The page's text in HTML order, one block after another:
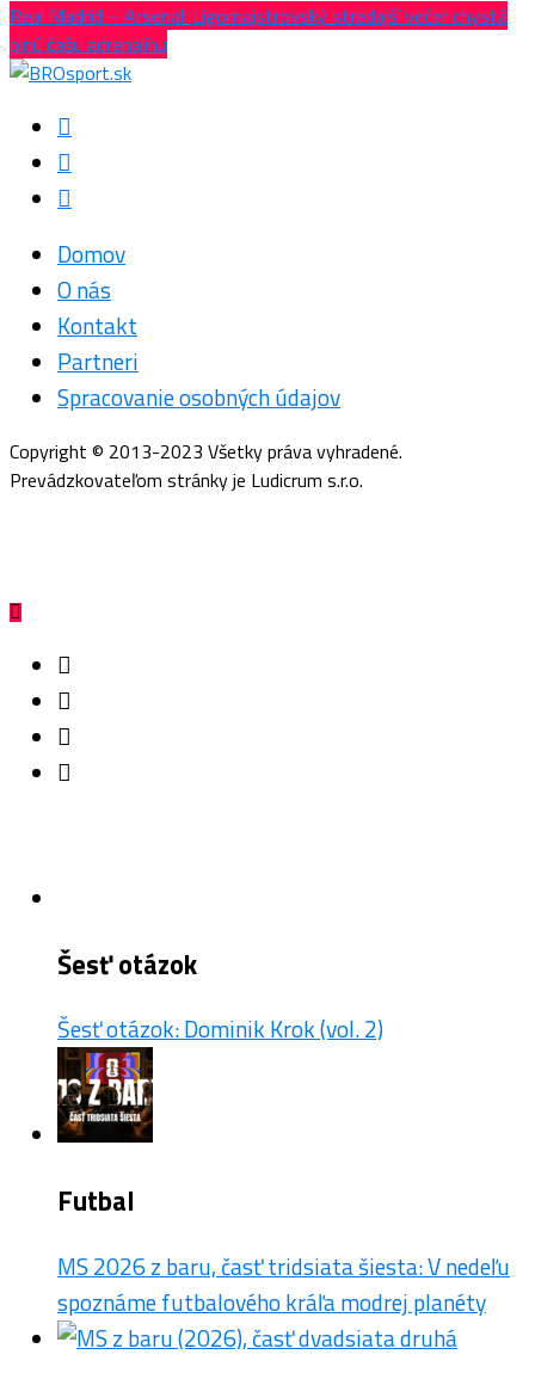
Real Madrid – Arsenal: Ligomajstrovský stredajší večer chystá
plnú čašu adrenalínu
Domov
O nás
Kontakt
Partneri
Spracovanie osobných údajov
Copyright © 2013-2023 Všetky práva vyhradené.
Prevádzkovateľom stránky je Ludicrum s.r.o.
Šesť otázok
Šesť otázok: Dominik Krok (vol. 2)
Futbal
MS 2026 z baru, časť tridsiata šiesta: V nedeľu
spoznáme futbalového kráľa modrej planéty